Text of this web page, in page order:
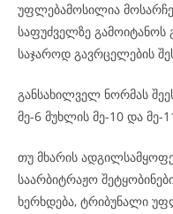
უფლებამოსილია
საფუძველზე გამოიტანოს
საჯაროდ გავრცელების
განსახილველ ნორმას
მე-6 მუხლის მე-10 და მე-
თუ მხარის
საარბიტრაჟო
ხერხდება, ტრიბუნალი